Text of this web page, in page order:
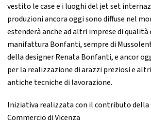
vestito le case e i luoghi del jet set
produzioni ancora oggi sono diffuse nel
estenderà anche ad altri imprese di qualità
manifattura Bonfanti, sempre di
della designer Renata Bonfanti, e ancor
per la realizzazione di arazzi preziosi e
antiche tecniche di lavorazione.
Iniziativa realizzata con il contributo della
Commercio di Vicenza